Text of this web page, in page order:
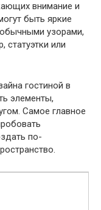
внимание и
быть яркие
узорами,
статуэтки или
гостиной в
элементы,
Самое главное
по-